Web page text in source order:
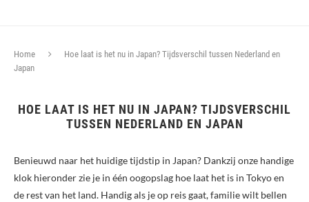
Home
Hoe laat is het nu in Japan? Tijdsverschil tussen Nederland en
Japan
HOE LAAT IS HET NU IN JAPAN? TIJDSVERSCHIL
TUSSEN NEDERLAND EN JAPAN
Benieuwd naar het huidige tijdstip in Japan? Dankzij onze handige
klok hieronder zie je in één oogopslag hoe laat het is in Tokyo en
de rest van het land. Handig als je op reis gaat, familie wilt bellen